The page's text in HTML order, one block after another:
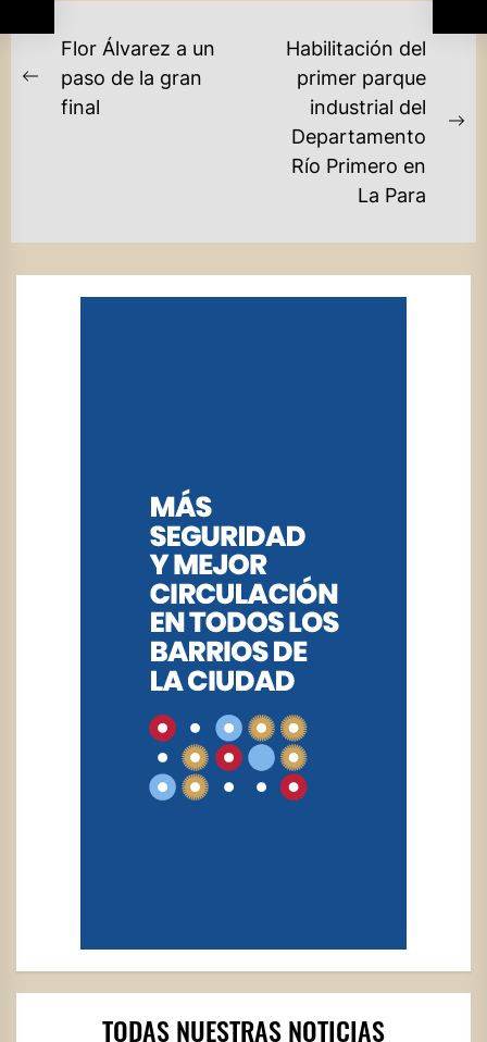
NAVEGACIÓN
DE
ENTRADAS
Previous
post:
Flor Álvarez a un
paso de la gran
final
Habilitación del
primer parque
industrial del
Departamento
Río Primero en
La Para
TODAS NUESTRAS NOTICIAS